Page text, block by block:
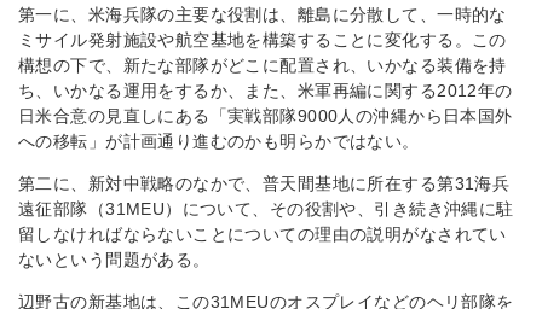
第一に、米海兵隊の主要な役割は、離島に分散して、一時的な
ミサイル発射施設や航空基地を構築することに変化する。この
構想の下で、新たな部隊がどこに配置され、いかなる装備を持
ち、いかなる運用をするか、また、米軍再編に関する2012年の
日米合意の見直しにある「実戦部隊9000人の沖縄から日本国外
への移転」が計画通り進むのかも明らかではない。
第二に、新対中戦略のなかで、普天間基地に所在する第31海兵
遠征部隊（31MEU）について、その役割や、引き続き沖縄に駐
留しなければならないことについての理由の説明がなされてい
ないという問題がある。
辺野古の新基地は、この31MEUのオスプレイなどのヘリ部隊を